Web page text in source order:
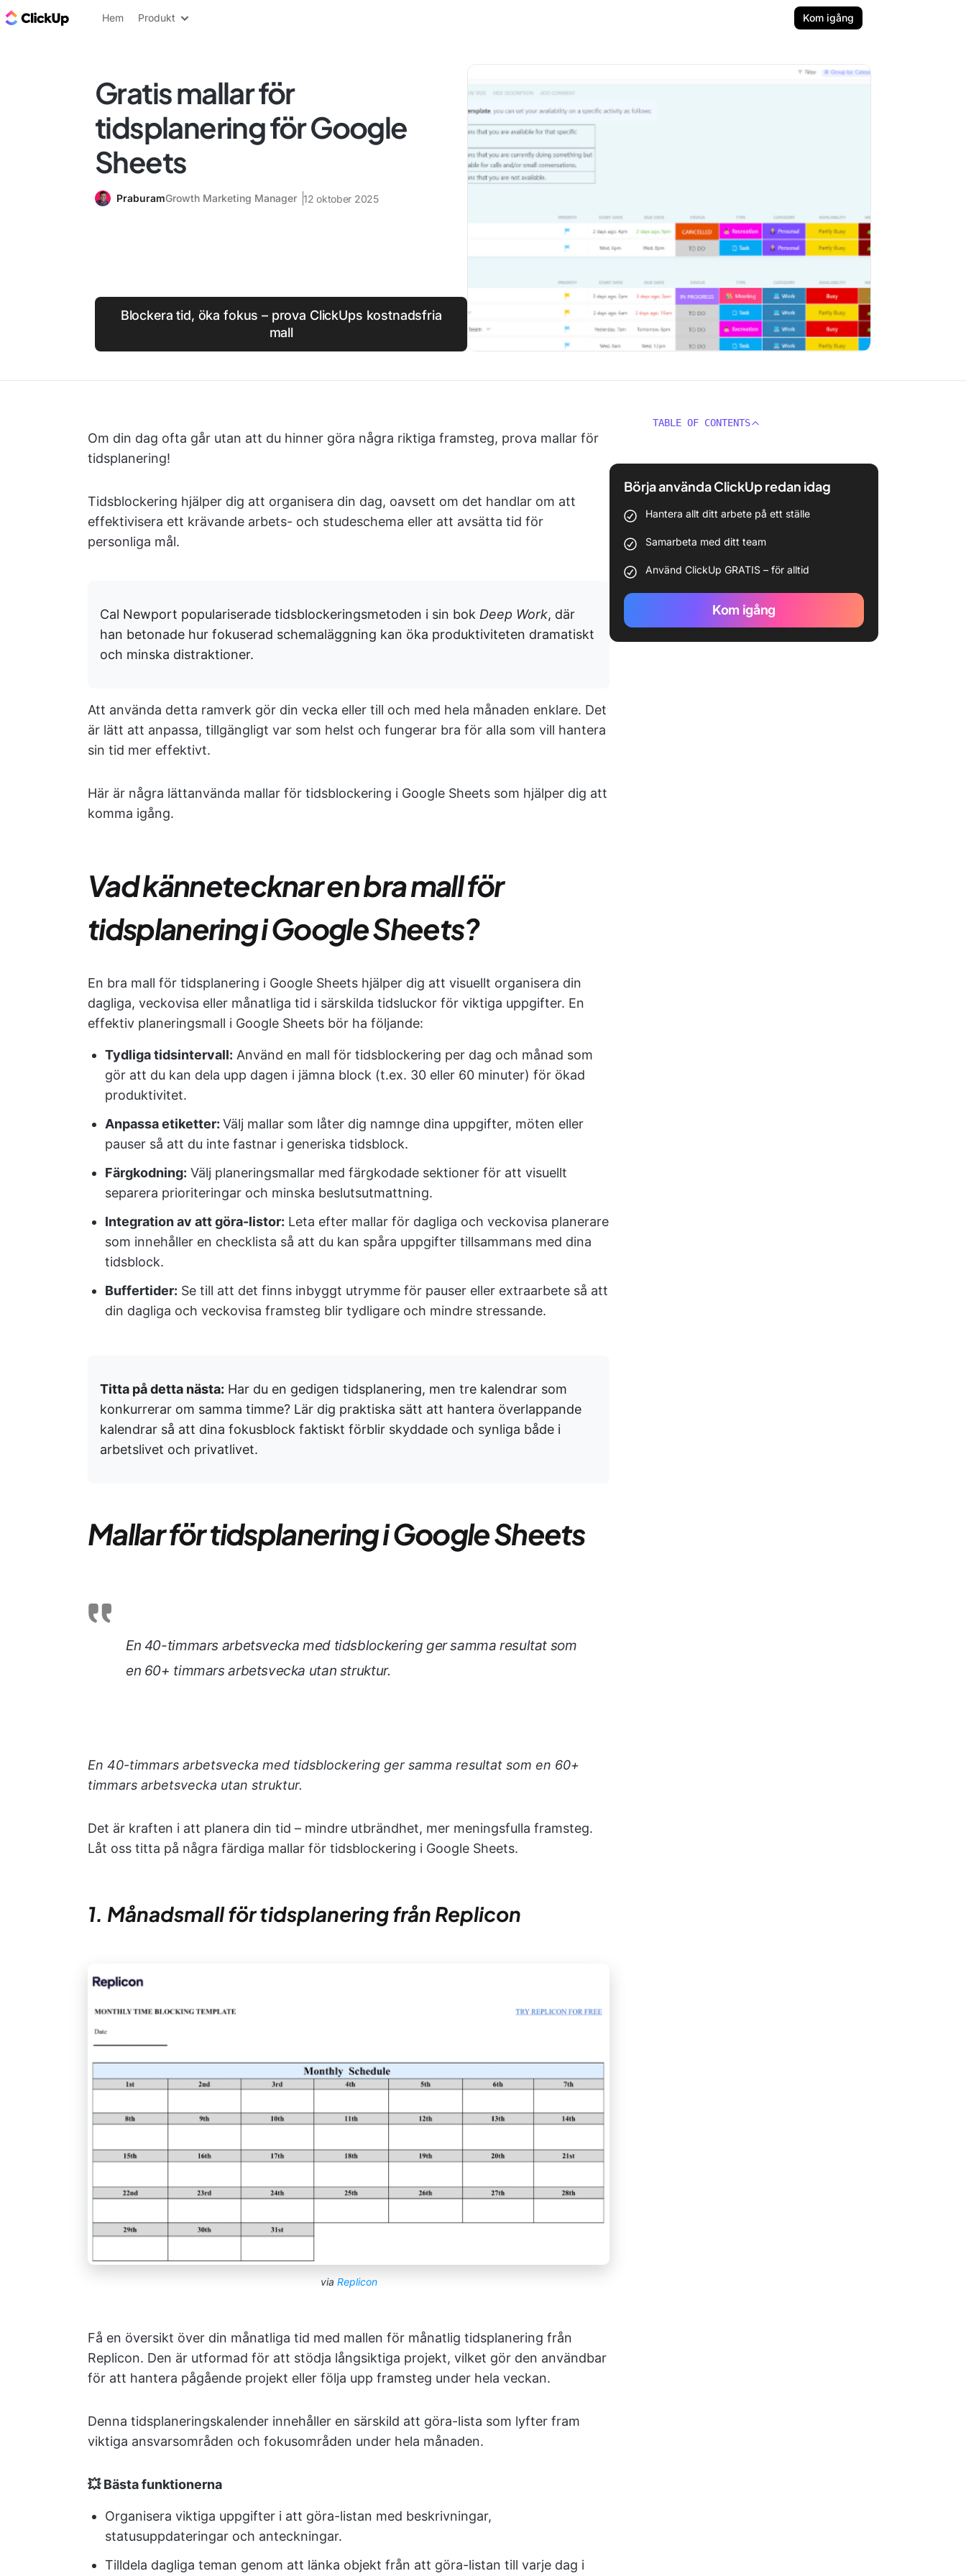
ClickUp-bloggen
Hem Produkt Kom igång
Gratis mallar för
tidsplanering för Google
Sheets
PraburamGrowth Marketing Manager 12 oktober 2025
Blockera tid, öka fokus – prova ClickUps kostnadsfria
mall
Om din dag ofta går utan att du hinner göra några riktiga framsteg, prova mallar för
tidsplanering!
Tidsblockering hjälper dig att organisera din dag, oavsett om det handlar om att
effektivisera ett krävande arbets- och studeschema eller att avsätta tid för
personliga mål.
Cal Newport populariserade tidsblockeringsmetoden i sin bok Deep Work, där
han betonade hur fokuserad schemaläggning kan öka produktiviteten dramatiskt
och minska distraktioner.
Att använda detta ramverk gör din vecka eller till och med hela månaden enklare. Det
är lätt att anpassa, tillgängligt var som helst och fungerar bra för alla som vill hantera
sin tid mer effektivt.
Här är några lättanvända mallar för tidsblockering i Google Sheets som hjälper dig att
komma igång.
Vad kännetecknar en bra mall för
tidsplanering i Google Sheets?
En bra mall för tidsplanering i Google Sheets hjälper dig att visuellt organisera din
dagliga, veckovisa eller månatliga tid i särskilda tidsluckor för viktiga uppgifter. En
effektiv planeringsmall i Google Sheets bör ha följande:
Tydliga tidsintervall: Använd en mall för tidsblockering per dag och månad som
gör att du kan dela upp dagen i jämna block (t.ex. 30 eller 60 minuter) för ökad
produktivitet.
Anpassa etiketter: Välj mallar som låter dig namnge dina uppgifter, möten eller
pauser så att du inte fastnar i generiska tidsblock.
Färgkodning: Välj planeringsmallar med färgkodade sektioner för att visuellt
separera prioriteringar och minska beslutsutmattning.
Integration av att göra-listor: Leta efter mallar för dagliga och veckovisa planerare
som innehåller en checklista så att du kan spåra uppgifter tillsammans med dina
tidsblock.
Buffertider: Se till att det finns inbyggt utrymme för pauser eller extraarbete så att
din dagliga och veckovisa framsteg blir tydligare och mindre stressande.
Titta på detta nästa: Har du en gedigen tidsplanering, men tre kalendrar som
konkurrerar om samma timme? Lär dig praktiska sätt att hantera överlappande
kalendrar så att dina fokusblock faktiskt förblir skyddade och synliga både i
arbetslivet och privatlivet.
Mallar för tidsplanering i Google Sheets
En 40-timmars arbetsvecka med tidsblockering ger samma resultat som
en 60+ timmars arbetsvecka utan struktur.
En 40-timmars arbetsvecka med tidsblockering ger samma resultat som en 60+
timmars arbetsvecka utan struktur.
Det är kraften i att planera din tid – mindre utbrändhet, mer meningsfulla framsteg.
Låt oss titta på några färdiga mallar för tidsblockering i Google Sheets.
1. Månadsmall för tidsplanering från Replicon
via Replicon
Få en översikt över din månatliga tid med mallen för månatlig tidsplanering från
Replicon. Den är utformad för att stödja långsiktiga projekt, vilket gör den användbar
för att hantera pågående projekt eller följa upp framsteg under hela veckan.
Denna tidsplaneringskalender innehåller en särskild att göra-lista som lyfter fram
viktiga ansvarsområden och fokusområden under hela månaden.
💥 Bästa funktionerna
Organisera viktiga uppgifter i att göra-listan med beskrivningar,
statusuppdateringar och anteckningar.
Tilldela dagliga teman genom att länka objekt från att göra-listan till varje dag i
TABLE OF CONTENTS
Börja använda ClickUp redan idag
Hantera allt ditt arbete på ett ställe
Samarbeta med ditt team
Använd ClickUp GRATIS – för alltid
Kom igång